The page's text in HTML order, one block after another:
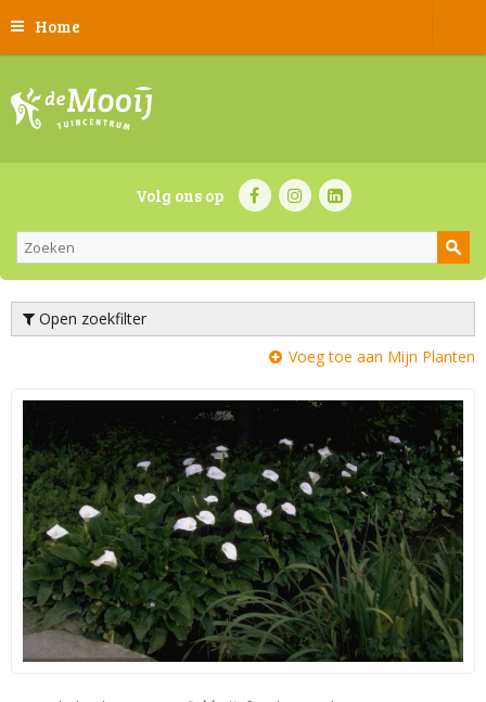
Home
Volg ons op
Open zoekfilter
Voeg toe aan Mijn Planten